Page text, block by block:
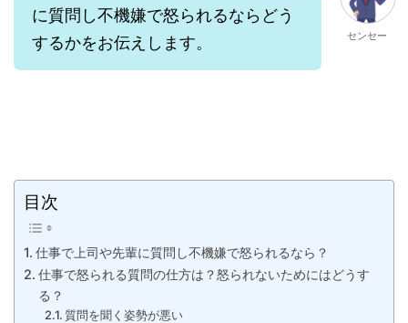
に質問し不機嫌で怒られるならどう
するかをお伝えします。
センセー
目次
仕事で上司や先輩に質問し不機嫌で怒られるなら？
仕事で怒られる質問の仕方は？怒られないためにはどうす
る？
質問を聞く姿勢が悪い